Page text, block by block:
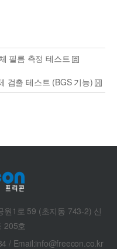
필름 측정 테스트
검출 테스트 (BGS 기능)
1로 59 (초지동 743-2) 신
205호
/ Email:info@freecon.co.kr